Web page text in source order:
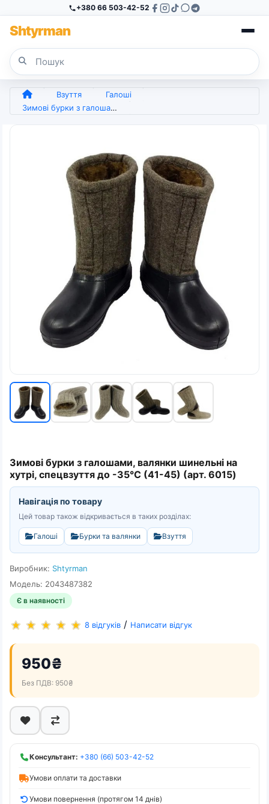
+380 66 503-42-52
Shtyrman
Взуття
Галоші
Зимові бурки з галошами, валянки шинельні на хутрі, спецвзуття до -35°C (41-45) (арт. 6015)
Зимові бурки з галошами, валянки шинельні на
хутрі, спецвзуття до -35°C (41-45) (арт. 6015)
Навігація по товару
Цей товар також відкривається в таких розділах:
Галоші Бурки та валянки Взуття
Виробник: Shtyrman
Модель: 2043487382
Є в наявності
8 відгуків / Написати відгук
950₴
Без ПДВ: 950₴
Консультант: +380 (66) 503-42-52
Умови оплати та доставки
Умови повернення (протягом 14 днів)